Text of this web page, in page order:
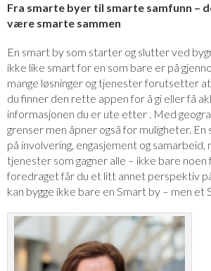
Fra smarte byer til smarte samfunn –
være smarte sammen
En smart by som starter og slutter ved
ikke like smart for en som bare er på
mange løsninger og tjenester forutsetter at
du finner den rette appen for å gi eller få
informasjonen du er ute etter . Med
grenser men åpner også for muligheter. En
på involvering, engasjement og samarbeid,
tjenester som gagner alle – ikke bare noen
foredraget får du et litt annet perspektiv
kan bygge ikke bare en Smart by – men et